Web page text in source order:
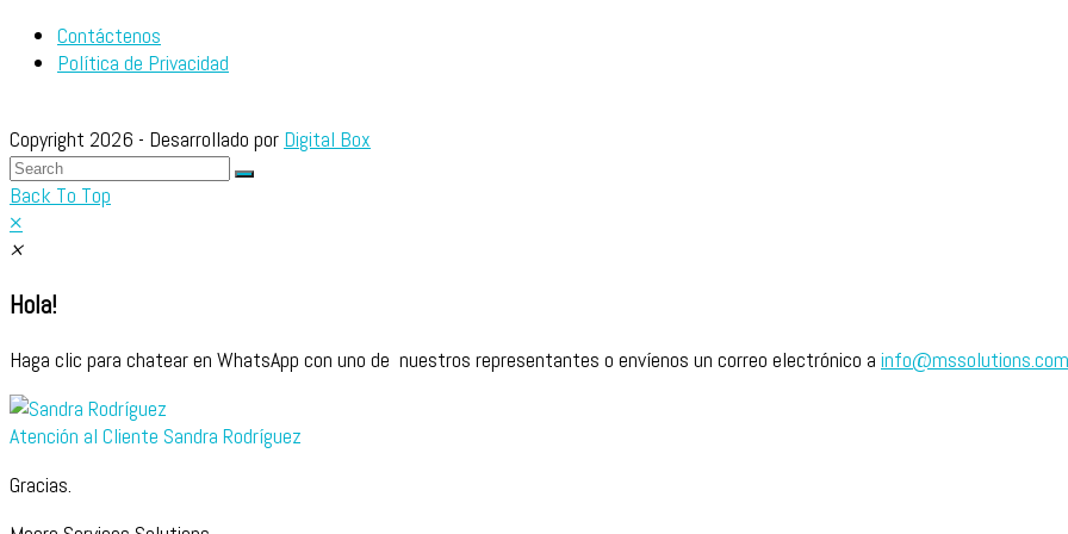
Contáctenos
Política de Privacidad
Copyright 2026 - Desarrollado por Digital Box
Back To Top
×
×
Hola!
Haga clic para chatear en WhatsApp con uno de nuestros representantes o envíenos un correo electrónico a
Atención al Cliente Sandra Rodríguez
Gracias.